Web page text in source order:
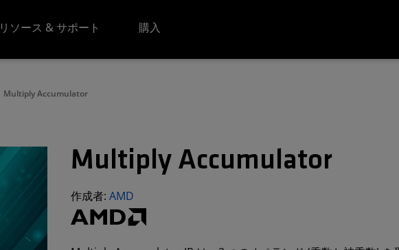
リソース & サポート 購入
Multiply Accumulator
Multiply Accumulator
作成者:AMD